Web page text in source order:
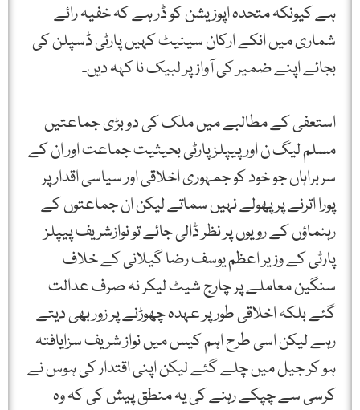
ہے کیونکہ متحدہ اپوزیشن کو ڈر ہے کہ خفیہ رائے
شماری میں انکے ارکان سینیٹ کہیں پارٹی ڈسپلن کی
بجائے اپنے ضمیر کی آواز پر لبیک نا کہہ دیں۔
استعفی کے مطالبے میں ملک کی دو بڑی جماعتیں
مسلم لیگ ن اور پیپلز پارٹی بحیثیت جماعت اور ان کے
سربراہاں جو خود کو جمہوری اخلاقی اور سیاسی اقدار پر
پورا اترنے پر پھولے نہیں سماتے لیکن ان جماعتوں کے
رہنماؤں کے رویوں پر نظر ڈالی جائے تو نوازشریف پیپلز
پارٹی کے وزیر اعظم یوسف رضا گیلانی کے خلاف
سنگین معاملے پر چارج شیٹ لیکر نہ صرف عدالت
گئے بلکہ اخلاقی طور پر عہدہ چھوڑنے پر زور بھی دیتے
رہے لیکن اسی طرح اہم کیس میں نواز شریف سزایافتہ
ہو کر جیل میں چلے گئے لیکن اپنی اقتدار کی ہوس نے
کرسی سے چپکے رہنے کی یہ منطق پیش کی کہ وہ